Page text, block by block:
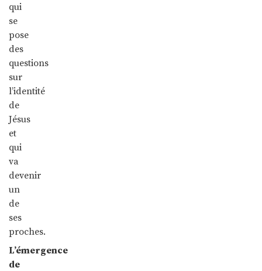
qui
se
pose
des
questions
sur
l’identité
de
Jésus
et
qui
va
devenir
un
de
ses
proches.
L’émergence
de